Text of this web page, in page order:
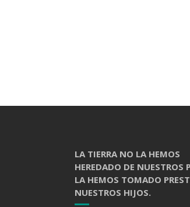
LA TIERRA NO LA HEMOS
HEREDADO DE NUESTROS
LA HEMOS TOMADO
NUESTROS HIJOS.